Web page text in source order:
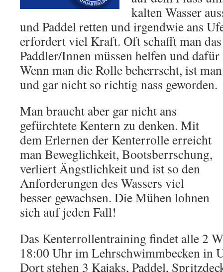
kalten Wasser
und Paddel retten und irgendwie ans
erfordert viel Kraft. Oft schafft man
Paddler/Innen müssen helfen und dafür
Wenn man die Rolle beherrscht, ist
und gar nicht so richtig nass geworden.
Man braucht aber gar nicht ans
gefürchtete Kentern zu denken. Mit
dem Erlernen der Kenterrolle erreicht
man Beweglichkeit, Bootsberrschung,
verliert Ängstlichkeit und ist so den
Anforderungen des Wassers viel
besser gewachsen. Die Mühen lohnen
sich auf jeden Fall!
Das Kenterrollentraining findet alle 2
18:00 Uhr im Lehrschwimmbecken in
Dort stehen 3 Kajaks, Paddel,